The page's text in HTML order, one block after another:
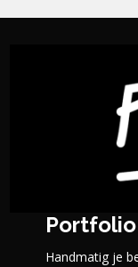
Handmatig je